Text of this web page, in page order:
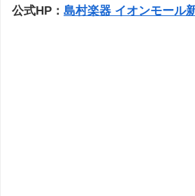
公式HP： 島村楽器 イオンモール